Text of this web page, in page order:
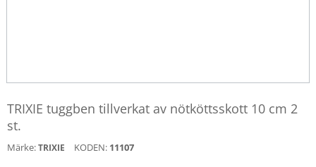
TRIXIE tuggben tillverkat av nötköttsskott 10 cm 2
st.
Märke:TRIXIE KODEN: 11107